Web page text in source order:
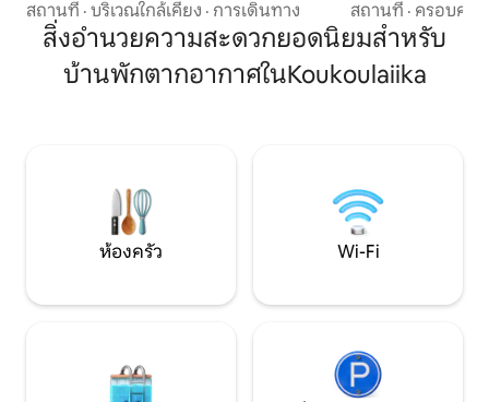
และเสียงนกฮูก ตื่นขึ้นมาพบกับวิสัยทัศน์
ของน้ำที่ส่องแสงระยิบระยับจากนั้นเดิน
ผ่านสวนเมดิเตอร์เรเนียนที่มีมนต์ขลังและ
ดำดิ่งลงไปในทะเล การพักผ่อนที่ไม่เหมือน
สถานที่ · บริเวณใกล้เคียง · การเดินทาง
จัตุรัสหมู่บ้านที่มีเ
ร้านอาหาร เส้นทา
ต้นที่หน้าประตูบ้า
ชายหาดของทั้งอ่า
สถานที่ · ครอบครัว
สิ่งอำนวยความสะดวกยอดนิยมสำหรับ
บ้านพักตากอากาศในKoukoulaiika
ห้องครัว Wi-Fi